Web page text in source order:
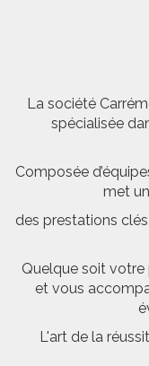
La société
spécialisée
Composée
met
des prestations
Quelque soit votre
et vous
L'art de la